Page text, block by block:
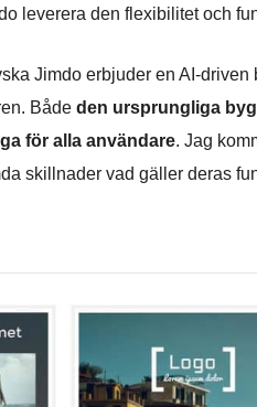
leverera den flexibilitet och
Jimdo erbjuder en AI-
Både den ursprungliga
för alla användare. Jag
skillnader vad gäller deras